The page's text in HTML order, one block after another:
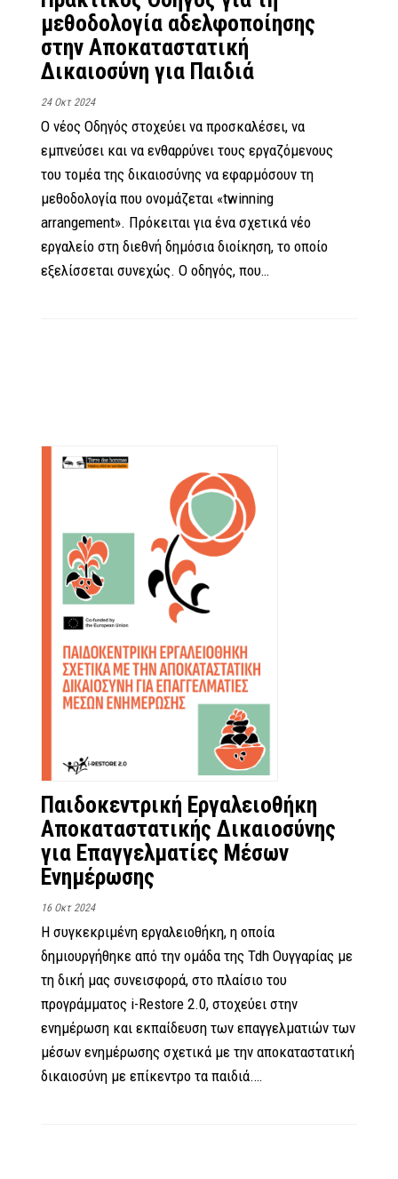
μεθοδολογία αδελφοποίησης
στην Αποκαταστατική
Δικαιοσύνη για Παιδιά
24 Οκτ 2024
Ο νέος Οδηγός στοχεύει να προσκαλέσει, να
εμπνεύσει και να ενθαρρύνει τους εργαζόμενους
του τομέα της δικαιοσύνης να εφαρμόσουν τη
μεθοδολογία που ονομάζεται «twinning
arrangement». Πρόκειται για ένα σχετικά νέο
εργαλείο στη διεθνή δημόσια διοίκηση, το οποίο
εξελίσσεται συνεχώς. Ο οδηγός, που…
Παιδοκεντρική Εργαλειοθήκη
Αποκαταστατικής Δικαιοσύνης
για Επαγγελματίες Μέσων
Ενημέρωσης
16 Οκτ 2024
Η συγκεκριμένη εργαλειοθήκη, η οποία
δημιουργήθηκε από την ομάδα της Tdh Ουγγαρίας με
τη δική μας συνεισφορά, στο πλαίσιο του
προγράμματος i-Restore 2.0, στοχεύει στην
ενημέρωση και εκπαίδευση των επαγγελματιών των
μέσων ενημέρωσης σχετικά με την αποκαταστατική
δικαιοσύνη με επίκεντρο τα παιδιά.…